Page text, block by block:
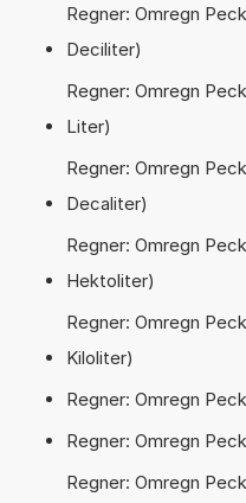
Regner: Omregn
Deciliter)
Regner: Omregn
Liter)
Regner: Omregn
Decaliter)
Regner: Omregn
Hektoliter)
Regner: Omregn
Kiloliter)
Regner: Omregn
Regner: Omregn
Regner: Omregn